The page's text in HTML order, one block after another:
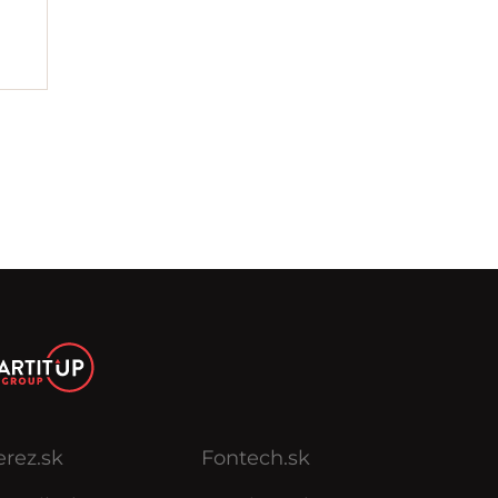
Fontech.sk